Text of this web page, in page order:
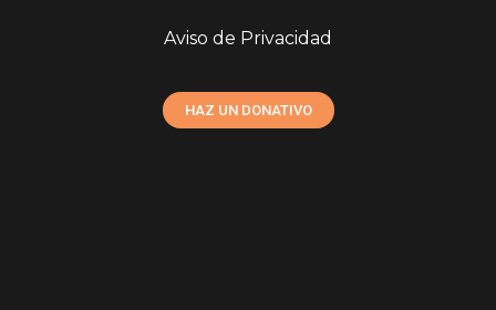
Aviso de Privacidad
HAZ UN DONATIVO